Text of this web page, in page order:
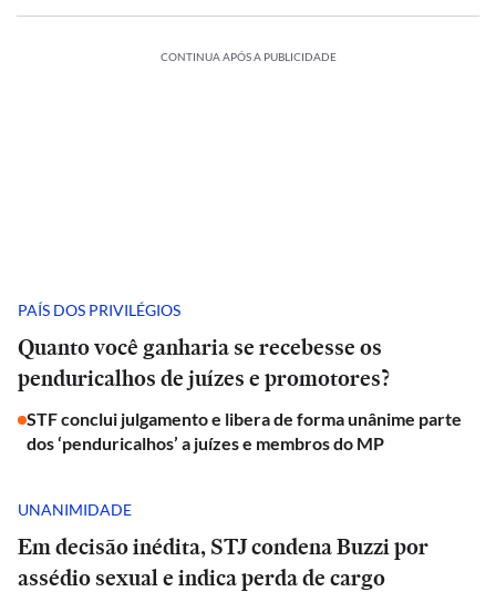
CONTINUA APÓS A PUBLICIDADE
PAÍS DOS PRIVILÉGIOS
Quanto você ganharia se recebesse os
penduricalhos de juízes e promotores?
STF conclui julgamento e libera de forma unânime parte
dos ‘penduricalhos’ a juízes e membros do MP
UNANIMIDADE
Em decisão inédita, STJ condena Buzzi por
assédio sexual e indica perda de cargo